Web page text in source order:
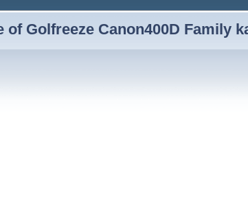
Golfreeze Canon400D Family